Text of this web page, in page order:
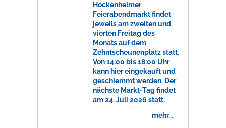
Hockenheimer
Feierabendmarkt findet
jeweils am zweiten und
vierten Freitag des
Monats auf dem
Zehntscheunenplatz statt.
Von 14:00 bis 18:00 Uhr
kann hier eingekauft und
geschlemmt werden. Der
nächste Markt-Tag findet
am 24. Juli 2026 statt.
mehr...